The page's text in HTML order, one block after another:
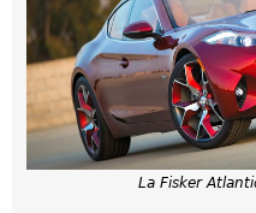
r
c
h
e
La Fisker